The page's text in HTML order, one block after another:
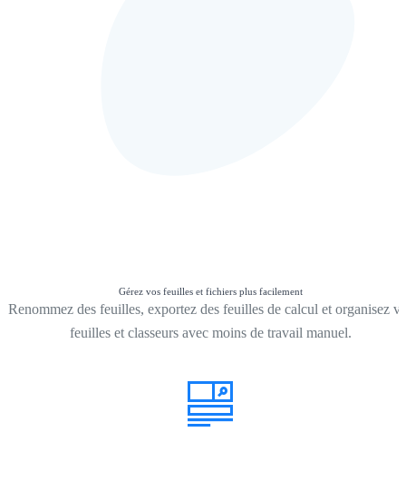
Gérez vos feuilles et fichiers plus facilement
Renommez des feuilles, exportez des feuilles de calcul et organisez
feuilles et classeurs avec moins de travail manuel.